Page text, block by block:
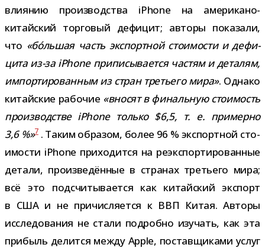
вли­я­нию про­из­вод­ства iPhone на американо-​
китайский тор­го­вый дефи­цит; авторы пока­зали,
что «бóль­шая часть экс­порт­ной сто­и­мо­сти и дефи­
цита из-​за iPhone при­пи­сы­ва­ется частям и дета­лям,
импор­ти­ро­ван­ным из стран тре­тьего мира». Однако
китай­ские рабо­чие «вно­сят в финаль­ную сто­и­мость
про­из­вод­стве iPhone только $6,5, т. е. при­мерно
3,6 %»7. Таким обра­зом, более 96 % экс­порт­ной сто­
и­мо­сти iPhone при­хо­дится на реэкс­пор­ти­ро­ван­ные
детали, про­из­ве­дён­ные в стра­нах тре­тьего мира;
всё это под­счи­ты­ва­ется как китай­ский экс­порт
в США и не при­чис­ля­ется к ВВП Китая. Авторы
иссле­до­ва­ния не стали подробно изу­чать, как эта
при­быль делится между Apple, постав­щи­ками услуг